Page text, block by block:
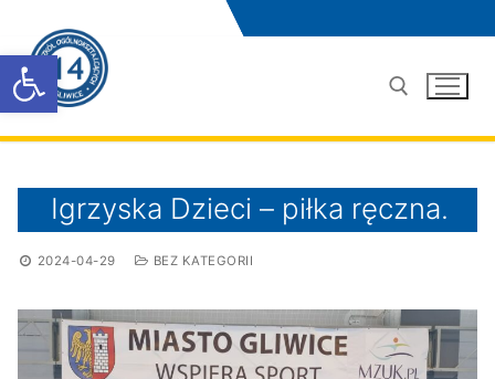
Otwórz pasek narzędzi
treści
Igrzyska Dzieci – piłka ręczna.
2024-04-29 BEZ KATEGORII